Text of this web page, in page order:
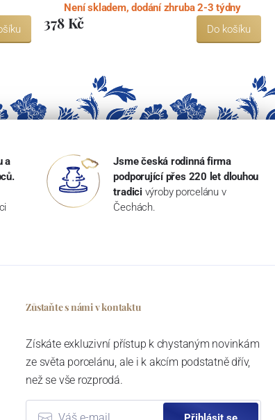
Není skladem, dodání zhruba 2-3 týdny
378 Kč Do košíku
a
Jsme česká rodinná firma
podporující přes 220 let dlouhou
tradici výroby porcelánu v
Čechách.
Zůstaňte s námi v kontaktu
Získáte exkluzivní přístup k chystaným novinkám
ze světa porcelánu, ale i k akcím podstatně dřív,
než se vše rozprodá.